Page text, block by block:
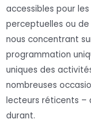
accessibles pour
perceptuelles ou
nous concentrant
programmation
uniques des
nombreuses
lecteurs réticents –
durant.